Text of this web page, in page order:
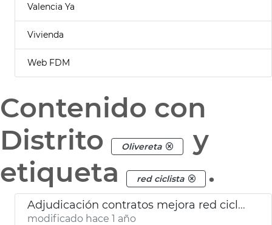
Valencia Ya
Vivienda
Web FDM
Contenido con
Distrito
Olivereta
y
etiqueta
red ciclista .
Adjudicación contratos mejora red ciclista en 4 distritos
modificado hace 1 año